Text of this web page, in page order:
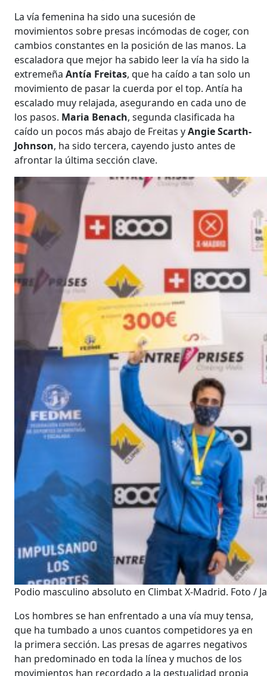
La vía femenina ha sido una sucesión de
movimientos sobre presas incómodas de coger, con
cambios constantes en la posición de las manos. La
escaladora que mejor ha sabido leer la vía ha sido la
extremeña Antía Freitas, que ha caído a tan solo un
movimiento de pasar la cuerda por el top. Antía ha
escalado muy relajada, asegurando en cada uno de
los pasos. Maria Benach, segunda clasificada ha
caído un pocos más abajo de Freitas yAngie Scarth-
Johnson, ha sido tercera, cayendo justo antes de
afrontar la última sección clave.
Podio masculino absoluto en Climbat X-Madrid. Foto /
Los hombres se han enfrentado a una vía muy tensa,
que ha tumbado a unos cuantos competidores ya en
la primera sección. Las presas de agarres negativos
han predominado en toda la línea y muchos de los
movimientos han recordado a la gestualidad propia